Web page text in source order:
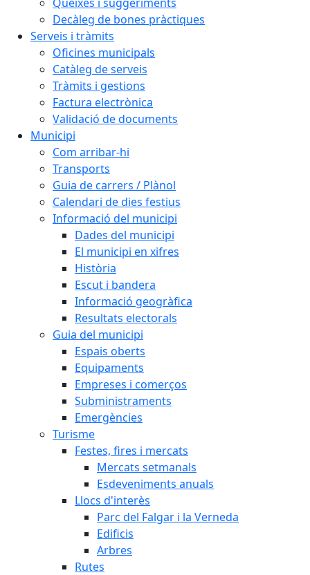
Decàleg de bones pràctiques
Serveis i tràmits
Oficines municipals
Catàleg de serveis
Tràmits i gestions
Factura electrònica
Validació de documents
Municipi
Com arribar-hi
Transports
Guia de carrers / Plànol
Calendari de dies festius
Informació del municipi
Dades del municipi
El municipi en xifres
Història
Escut i bandera
Informació geogràfica
Resultats electorals
Guia del municipi
Espais oberts
Equipaments
Empreses i comerços
Subministraments
Emergències
Turisme
Festes, fires i mercats
Mercats setmanals
Esdeveniments anuals
Llocs d'interès
Parc del Falgar i la Verneda
Edificis
Arbres
Rutes